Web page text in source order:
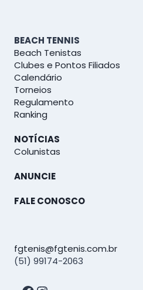
BEACH TENNIS
Beach Tenistas
Clubes e Pontos Filiados
Calendário
Torneios
Regulamento
Ranking
NOTÍCIAS
Colunistas
ANUNCIE
FALE CONOSCO
fgtenis@fgtenis.com.br
(51) 99174-2063